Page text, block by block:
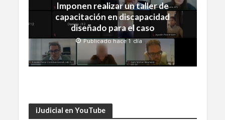
Imponen realizar un taller de
capacitación en discapacidad
diseñado para el caso
Publicado hace 1 día
iJudicial en YouTube